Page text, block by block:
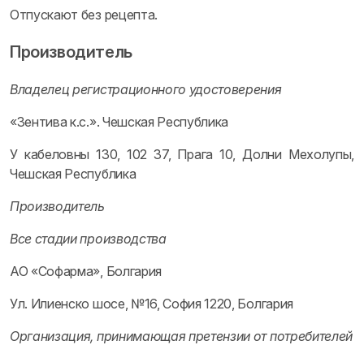
Отпускают без рецепта.
Производитель
Владелец регистрационного удостоверения
«Зентива к.с.». Чешская Республика
У кабеловны 130, 102 37, Прага 10, Долни Мехолупы,
Чешская Республика
Производитель
Все стадии производства
АО «Софарма», Болгария
Ул. Илиенско шосе, №16, София 1220, Болгария
Организация, принимающая претензии от потребителей